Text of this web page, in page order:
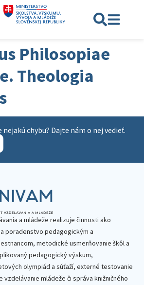
Philosopiae
Theologia
chybu? Dajte nám o nej vedieť.
a mládeže realizuje činnosti ako
poradenstvo pedagogickým a
metodické usmerňovanie škôl a
pedagogický výskum,
olympiád a súťaží, externé testovanie
vzdelávanie mládeže či správa knižničného